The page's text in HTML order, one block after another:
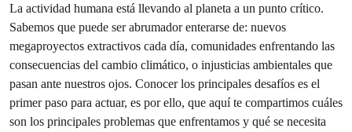
La actividad humana está llevando al planeta a un punto crítico.
Sabemos que puede ser abrumador enterarse de: nuevos
megaproyectos extractivos cada día, comunidades enfrentando las
consecuencias del cambio climático, o injusticias ambientales que
pasan ante nuestros ojos. Conocer los principales desafíos es el
primer paso para actuar, es por ello, que aquí te compartimos cuáles
son los principales problemas que enfrentamos y qué se necesita